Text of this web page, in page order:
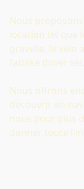
Nous
location tel que
gravelle, le vélo
fatbike (hiver
Nous offrons
découvrir en
nous pour plus
donner toute